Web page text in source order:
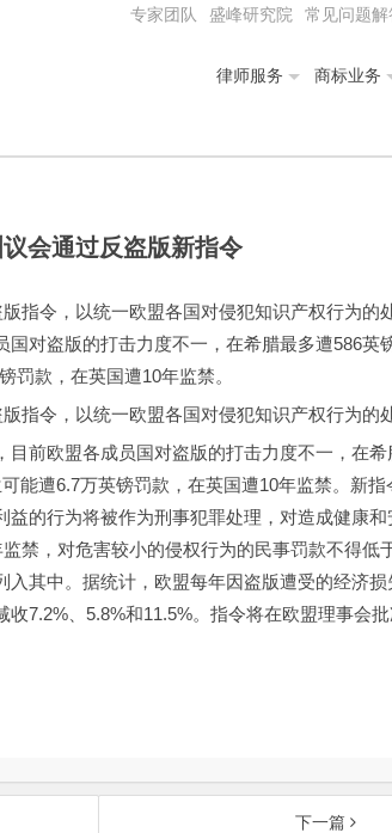
专家团队 盛峰研究院 常见问题解
律师服务 商标业务
议会通过反盗版新指令
指令，以统一欧盟各国对侵犯知识产权行为的
对盗版的打击力度不一，在希腊最多遭586英
罚款，在英国遭10年监禁。
指令，以统一欧盟各国对侵犯知识产权行为的
前欧盟各成员国对盗版的打击力度不一，在希
能遭6.7万英镑罚款，在英国遭10年监禁。新指
的行为将被作为刑事犯罪处理，对造成健康
禁，对危害较小的侵权行为的民事罚款不得低
其中。据统计，欧盟每年因盗版遭受的经济损
7.2%、5.8%和11.5%。指令将在欧盟理事会
下一篇